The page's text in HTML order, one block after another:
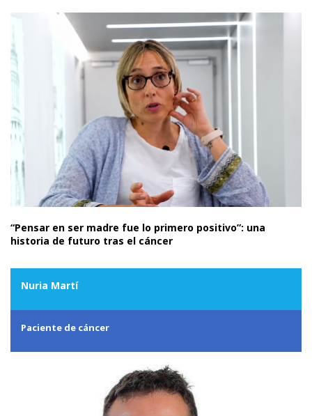
“Pensar en ser madre fue lo primero positivo”: una
historia de futuro tras el cáncer
Nuria Martí
Paciente de cáncer